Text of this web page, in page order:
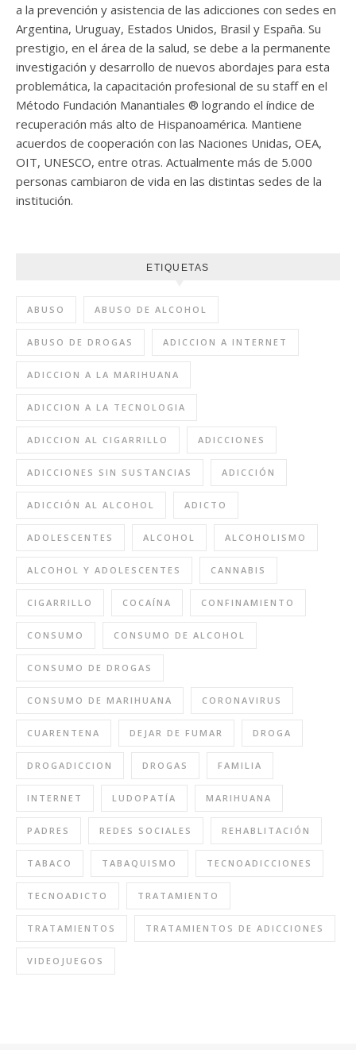
a la prevención y asistencia de las adicciones con sedes en
Argentina, Uruguay, Estados Unidos, Brasil y España. Su
prestigio, en el área de la salud, se debe a la permanente
investigación y desarrollo de nuevos abordajes para esta
problemática, la capacitación profesional de su staff en el
Método Fundación Manantiales ® logrando el índice de
recuperación más alto de Hispanoamérica. Mantiene
acuerdos de cooperación con las Naciones Unidas, OEA,
OIT, UNESCO, entre otras. Actualmente más de 5.000
personas cambiaron de vida en las distintas sedes de la
institución.
ETIQUETAS
ABUSO ABUSO DE ALCOHOL
ABUSO DE DROGAS ADICCION A INTERNET
ADICCION A LA MARIHUANA
ADICCION A LA TECNOLOGIA
ADICCION AL CIGARRILLO ADICCIONES
ADICCIONES SIN SUSTANCIAS ADICCIÓN
ADICCIÓN AL ALCOHOL ADICTO
ADOLESCENTES ALCOHOL ALCOHOLISMO
ALCOHOL Y ADOLESCENTES CANNABIS
CIGARRILLO COCAÍNA CONFINAMIENTO
CONSUMO CONSUMO DE ALCOHOL
CONSUMO DE DROGAS
CONSUMO DE MARIHUANA CORONAVIRUS
CUARENTENA DEJAR DE FUMAR DROGA
DROGADICCION DROGAS FAMILIA
INTERNET LUDOPATÍA MARIHUANA
PADRES REDES SOCIALES REHABLITACIÓN
TABACO TABAQUISMO TECNOADICCIONES
TECNOADICTO TRATAMIENTO
TRATAMIENTOS TRATAMIENTOS DE ADICCIONES
VIDEOJUEGOS